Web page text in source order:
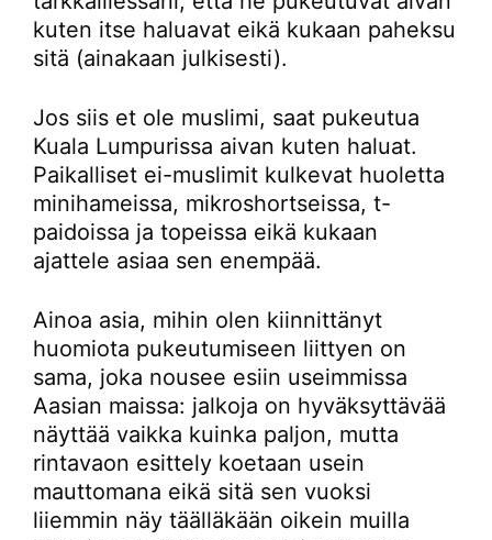
kuten itse haluavat eikä kukaan paheksu
sitä (ainakaan julkisesti).
Jos siis et ole muslimi, saat pukeutua
Kuala Lumpurissa aivan kuten haluat.
Paikalliset ei-muslimit kulkevat huoletta
minihameissa, mikroshortseissa, t-
paidoissa ja topeissa eikä kukaan
ajattele asiaa sen enempää.
Ainoa asia, mihin olen kiinnittänyt
huomiota pukeutumiseen liittyen on
sama, joka nousee esiin useimmissa
Aasian maissa: jalkoja on hyväksyttävää
näyttää vaikka kuinka paljon, mutta
rintavaon esittely koetaan usein
mauttomana eikä sitä sen vuoksi
liiemmin näy täälläkään oikein muilla